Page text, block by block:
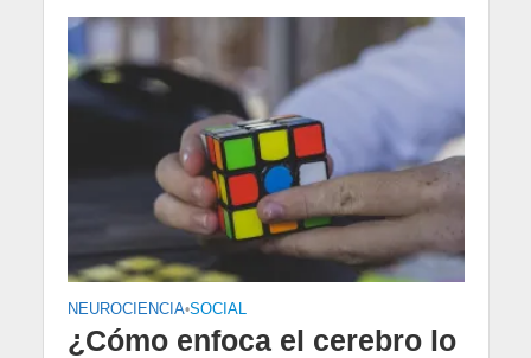
NEUROCIENCIA•SOCIAL
¿Cómo enfoca el cerebro lo